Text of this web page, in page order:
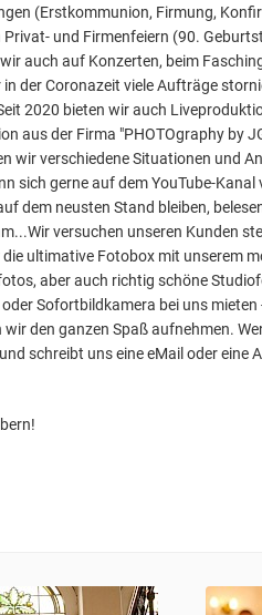
(Erstkommunion, Firmung,
und Firmenfeiern (90.
auch auf Konzerten, beim
der Coronazeit viele Aufträge
2020 bieten wir auch
aus der Firma "PHOTOgraphy by
wir verschiedene Situationen und
sich gerne auf dem YouTube-
dem neusten Stand bleiben,
versuchen unseren Kunden
ultimative Fotobox mit unserem
aber auch richtig schöne
Sofortbildkamera bei uns mieten
den ganzen Spaß aufnehmen.
schreibt uns eine eMail oder eine